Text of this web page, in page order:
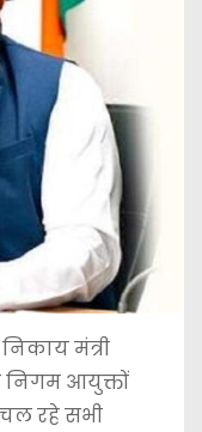
मंत्री
आयुक्तों
चल रहे सभी